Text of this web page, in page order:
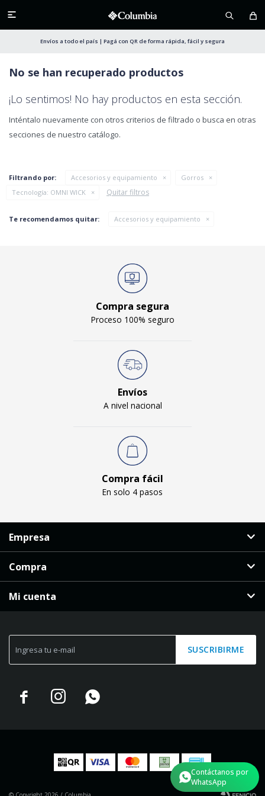

Envíos a todo el país | Pagá con QR de forma rápida, fácil y segura
No se han recuperado productos
¡Lo sentimos! No hay productos en esta sección.
Inténtalo nuevamente con otros criterios de filtrado o busca en otras
secciones de nuestro catálogo.
Filtrando por: Accesorios y equipamiento
Gorros
Tecnología: OMNI WICK Quitar filtros
Te recomendamos quitar: Accesorios y equipamiento
Compra segura
Proceso 100% seguro
Envíos
A nivel nacional
Compra fácil
En solo 4 pasos
SUSCRIBIRME
  
Empresa
Compra
Mi cuenta
Contáctanos por
WhatsApp